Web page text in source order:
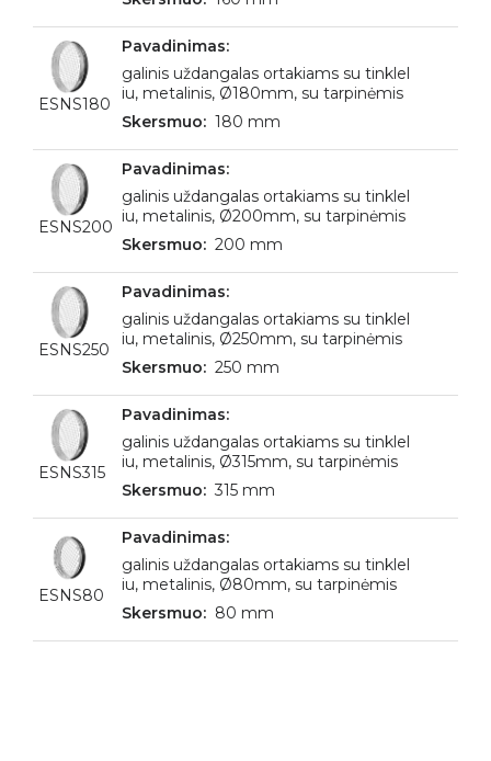
ESNS180
galinis uždangalas ortakiams su tinklel
iu, metalinis, Ø180mm, su tarpinėmis
180 mm
ESNS200
galinis uždangalas ortakiams su tinklel
iu, metalinis, Ø200mm, su tarpinėmis
200 mm
ESNS250
galinis uždangalas ortakiams su tinklel
iu, metalinis, Ø250mm, su tarpinėmis
250 mm
ESNS315
galinis uždangalas ortakiams su tinklel
iu, metalinis, Ø315mm, su tarpinėmis
315 mm
ESNS80
galinis uždangalas ortakiams su tinklel
iu, metalinis, Ø80mm, su tarpinėmis
80 mm